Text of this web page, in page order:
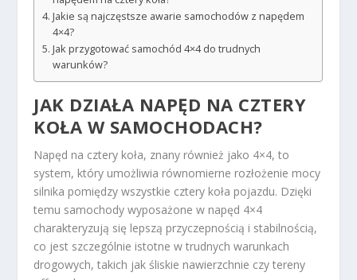
Jakie są najczęstsze awarie samochodów z napędem
4×4?
Jak przygotować samochód 4×4 do trudnych
warunków?
JAK DZIAŁA NAPĘD NA CZTERY
KOŁA W SAMOCHODACH?
Napęd na cztery koła, znany również jako 4×4, to
system, który umożliwia równomierne rozłożenie mocy
silnika pomiędzy wszystkie cztery koła pojazdu. Dzięki
temu samochody wyposażone w napęd 4×4
charakteryzują się lepszą przyczepnością i stabilnością,
co jest szczególnie istotne w trudnych warunkach
drogowych, takich jak śliskie nawierzchnie czy tereny